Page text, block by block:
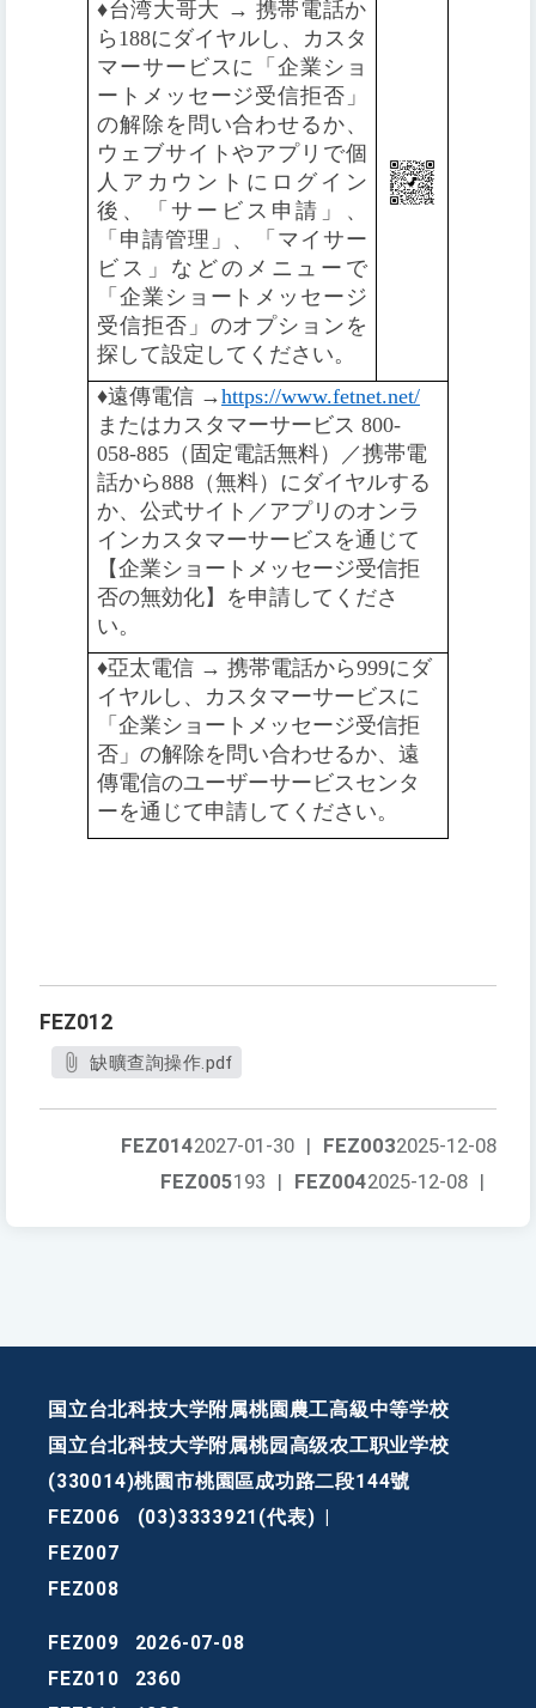
♦️台湾大哥大 → 携帯電話か
ら188にダイヤルし、カスタ
マーサービスに「企業ショ
ートメッセージ受信拒否」
の解除を問い合わせるか、
ウェブサイトやアプリで個
人アカウントにログイン
後、「サービス申請」、
「申請管理」、「マイサー
ビス」などのメニューで
「企業ショートメッセージ
受信拒否」のオプションを
探して設定してください。
♦️遠傳電信 →https://www.fetnet.net/
またはカスタマーサービス 800-
058-885（固定電話無料）／携帯電
話から888（無料）にダイヤルする
か、公式サイト／アプリのオンラ
インカスタマーサービスを通じて
【企業ショートメッセージ受信拒
否の無効化】を申請してくださ
い。
♦️️亞太電信 → 携帯電話から999にダ
イヤルし、カスタマーサービスに
「企業ショートメッセージ受信拒
否」の解除を問い合わせるか、遠
傳電信のユーザーサービスセンタ
ーを通じて申請してください。
FEZ012
缺曠查詢操作.pdf
FEZ0032025-12-08
FEZ0142027-01-30 |
FEZ0042025-12-08 |
FEZ005193 |
国立台北科技大学附属桃園農工高級中等学校
国立台北科技大学附属桃园高级农工职业学校
(330014)桃園市桃園區成功路二段144號
FEZ006
(03)3333921(代表) |
FEZ007
FEZ008
FEZ009
2026-07-08
FEZ010
2360